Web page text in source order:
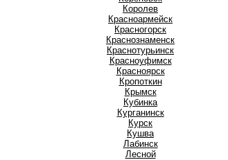
Королев
Красноармейск
Красногорск
Краснознаменск
Краснотурьинск
Красноуфимск
Красноярск
Кропоткин
Крымск
Кубинка
Курганинск
Курск
Кушва
Лабинск
Лесной